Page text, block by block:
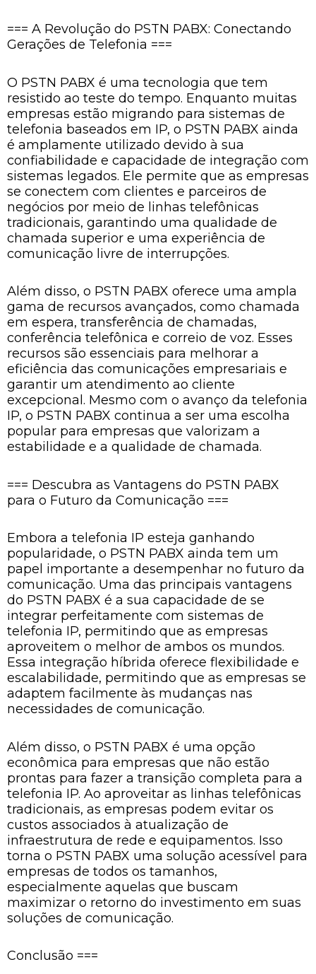
=== A Revolução do PSTN PABX: Conectando
Gerações de Telefonia ===
O PSTN PABX é uma tecnologia que tem
resistido ao teste do tempo. Enquanto muitas
empresas estão migrando para sistemas de
telefonia baseados em IP, o PSTN PABX ainda
é amplamente utilizado devido à sua
confiabilidade e capacidade de integração com
sistemas legados. Ele permite que as empresas
se conectem com clientes e parceiros de
negócios por meio de linhas telefônicas
tradicionais, garantindo uma qualidade de
chamada superior e uma experiência de
comunicação livre de interrupções.
Além disso, o PSTN PABX oferece uma ampla
gama de recursos avançados, como chamada
em espera, transferência de chamadas,
conferência telefônica e correio de voz. Esses
recursos são essenciais para melhorar a
eficiência das comunicações empresariais e
garantir um atendimento ao cliente
excepcional. Mesmo com o avanço da telefonia
IP, o PSTN PABX continua a ser uma escolha
popular para empresas que valorizam a
estabilidade e a qualidade de chamada.
=== Descubra as Vantagens do PSTN PABX
para o Futuro da Comunicação ===
Embora a telefonia IP esteja ganhando
popularidade, o PSTN PABX ainda tem um
papel importante a desempenhar no futuro da
comunicação. Uma das principais vantagens
do PSTN PABX é a sua capacidade de se
integrar perfeitamente com sistemas de
telefonia IP, permitindo que as empresas
aproveitem o melhor de ambos os mundos.
Essa integração híbrida oferece flexibilidade e
escalabilidade, permitindo que as empresas se
adaptem facilmente às mudanças nas
necessidades de comunicação.
Além disso, o PSTN PABX é uma opção
econômica para empresas que não estão
prontas para fazer a transição completa para a
telefonia IP. Ao aproveitar as linhas telefônicas
tradicionais, as empresas podem evitar os
custos associados à atualização de
infraestrutura de rede e equipamentos. Isso
torna o PSTN PABX uma solução acessível para
empresas de todos os tamanhos,
especialmente aquelas que buscam
maximizar o retorno do investimento em suas
soluções de comunicação.
Conclusão ===